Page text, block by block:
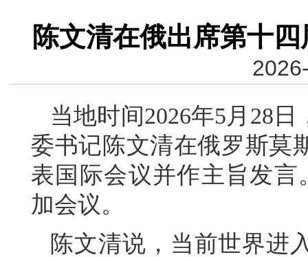
陈文清在俄出席第十
当地时间2026年5月28
委书记陈文清在俄罗斯莫
表国际会议并作主旨发言
加会议。
陈文清说，当前世界进